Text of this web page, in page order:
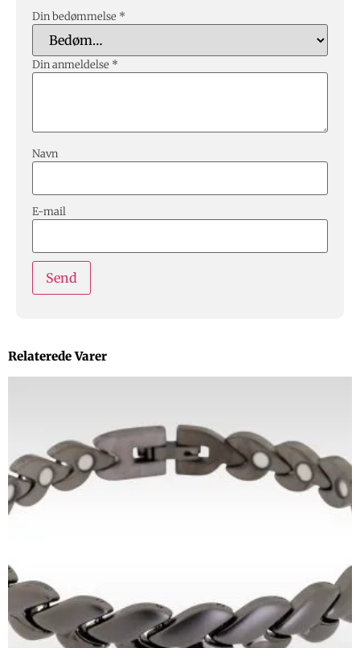
Din bedømmelse *
Din anmeldelse *
Navn
E-mail
Relaterede Varer